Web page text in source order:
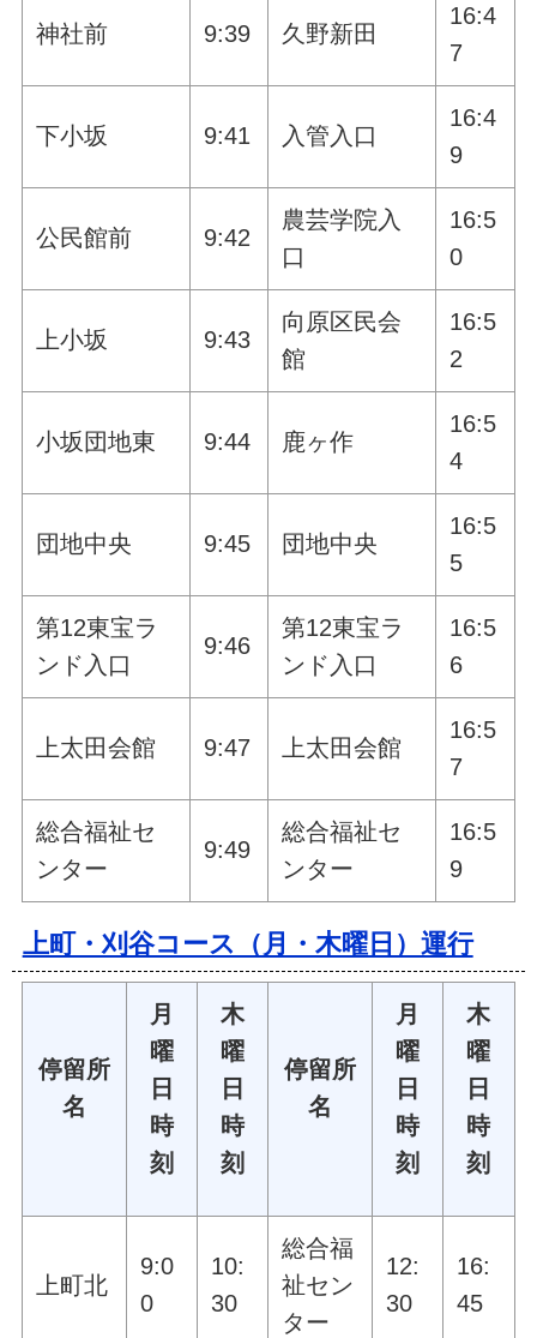
神社前 9:39 久野新田
16:4
7
下小坂 9:41 入管入口
16:4
9
公民館前 9:42
農芸学院入
口
16:5
0
上小坂 9:43
向原区民会
館
16:5
2
小坂団地東 9:44 鹿ヶ作
16:5
4
団地中央 9:45 団地中央
16:5
5
第12東宝ラ
ンド入口
9:46
第12東宝ラ
ンド入口
16:5
6
上太田会館 9:47 上太田会館
16:5
7
総合福祉セ
ンター
9:49
総合福祉セ
ンター
16:5
9
上町・刈谷コース（月・木曜日）運行
停留所
名
月
曜
日
時
刻
木
曜
日
時
刻
停留所
名
月
曜
日
時
刻
木
曜
日
時
刻
上町北
9:0
0
10:
30
総合福
祉セン
ター
12:
30
16:
45